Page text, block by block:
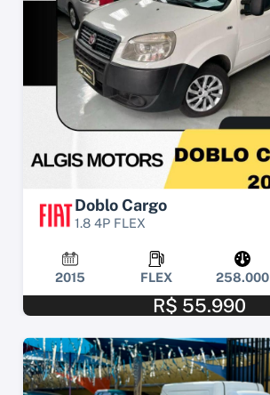
Doblo Cargo
1.8 4P FLEX
2015 FLEX 258.000
R$ 55.990